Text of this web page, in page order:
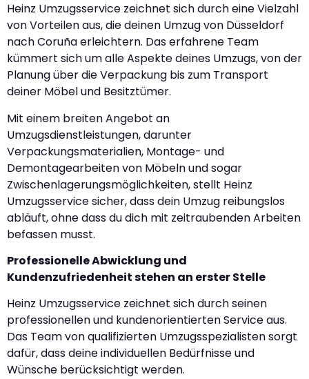
Heinz Umzugsservice zeichnet sich durch eine Vielzahl
von Vorteilen aus, die deinen Umzug von Düsseldorf
nach Coruña erleichtern. Das erfahrene Team
kümmert sich um alle Aspekte deines Umzugs, von der
Planung über die Verpackung bis zum Transport
deiner Möbel und Besitztümer.
Mit einem breiten Angebot an
Umzugsdienstleistungen, darunter
Verpackungsmaterialien, Montage- und
Demontagearbeiten von Möbeln und sogar
Zwischenlagerungsmöglichkeiten, stellt Heinz
Umzugsservice sicher, dass dein Umzug reibungslos
abläuft, ohne dass du dich mit zeitraubenden Arbeiten
befassen musst.
Professionelle Abwicklung und
Kundenzufriedenheit stehen an erster Stelle
Heinz Umzugsservice zeichnet sich durch seinen
professionellen und kundenorientierten Service aus.
Das Team von qualifizierten Umzugsspezialisten sorgt
dafür, dass deine individuellen Bedürfnisse und
Wünsche berücksichtigt werden.